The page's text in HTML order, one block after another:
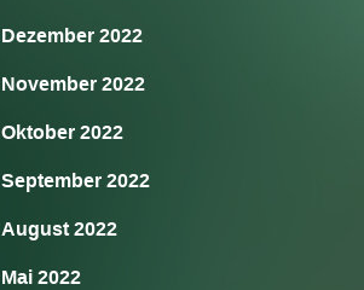
Dezember 2022
November 2022
Oktober 2022
September 2022
August 2022
Mai 2022